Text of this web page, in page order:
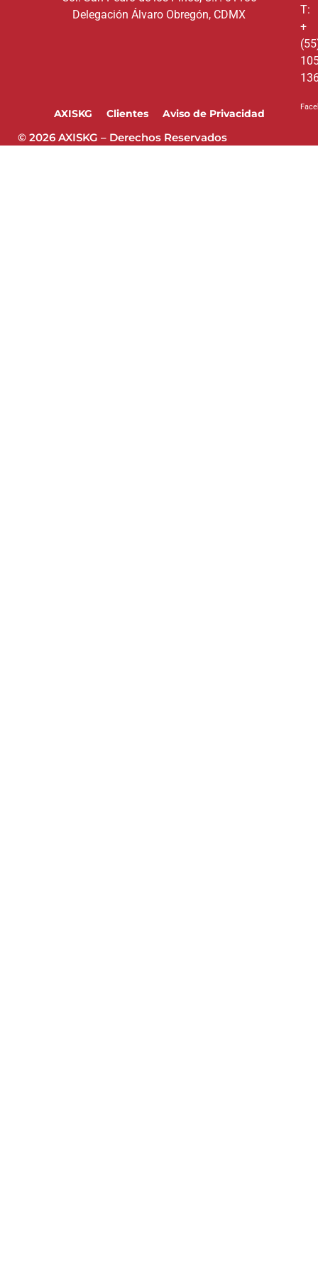
Delegación Álvaro Obregón, CDMX
T:
+
AXISKG Clientes Aviso de Privacidad
© 2026 AXISKG – Derechos Reservados